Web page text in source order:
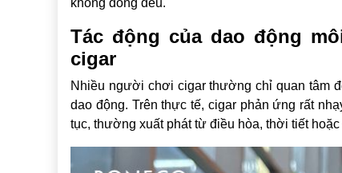
Tác động của dao động
cigar
Nhiều người chơi cigar thường chỉ quan tâm
dao động. Trên thực tế, cigar phản ứng rất
tục, thường xuất phát từ điều hòa, thời tiết hoặc